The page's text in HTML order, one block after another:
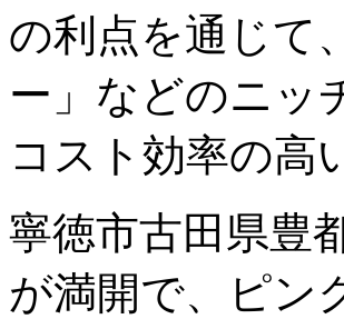
の利点を通じて
ー」などのニッ
コスト効率の高
寧徳市古田県豊
が満開で、ピン